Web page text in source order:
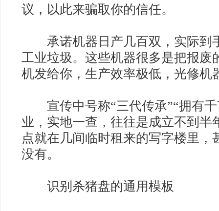
议，以此来骗取你的信任。
承诺机器日产几百双，实际到
工业垃圾。这些机器很多是把报废
机发给你，生产效率极低，光修机
宣传中号称“三代传承”“拥有千
业，实地一查，往往是成立不到半
点就在几间临时租来的写字楼里，
没有。
识别杀猪盘的通用模板